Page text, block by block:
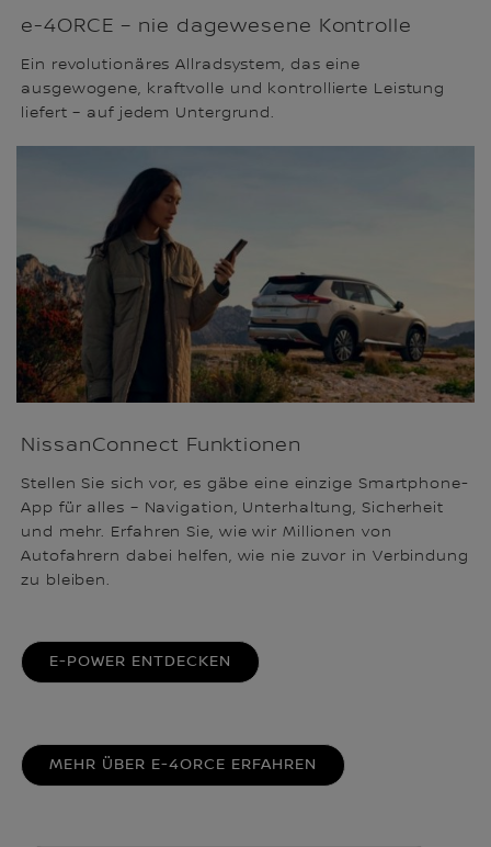
e-4ORCE – nie dagewesene Kontrolle
Ein revolutionäres Allradsystem, das eine
ausgewogene, kraftvolle und kontrollierte Leistung
liefert – auf jedem Untergrund.
NissanConnect Funktionen
Stellen Sie sich vor, es gäbe eine einzige Smartphone-
App für alles – Navigation, Unterhaltung, Sicherheit
und mehr. Erfahren Sie, wie wir Millionen von
Autofahrern dabei helfen, wie nie zuvor in Verbindung
zu bleiben.
E-POWER ENTDECKEN
MEHR ÜBER E-4ORCE ERFAHREN